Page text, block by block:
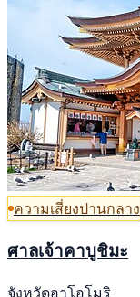
ความเสี่ยงปานกลาง
ศาลเจ้าคาบูชิมะ
จังหวัดอาโอโมริ